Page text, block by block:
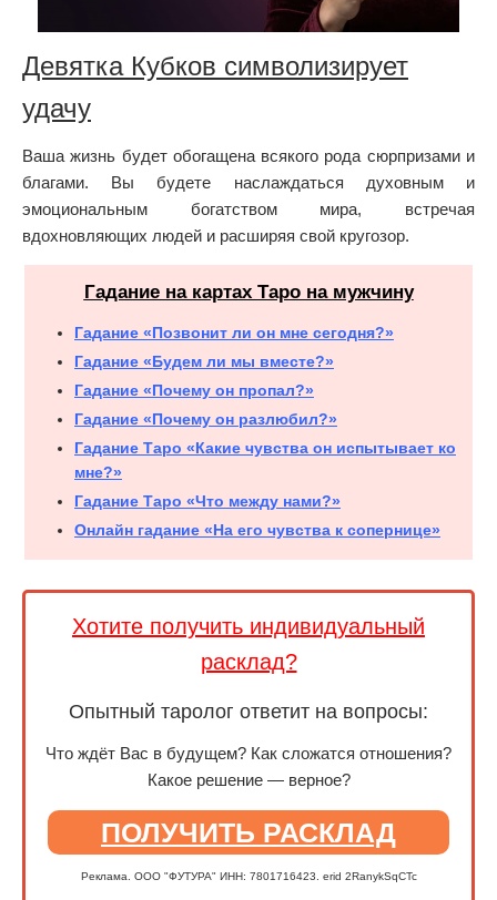
Девятка Кубков символизирует
удачу
Ваша жизнь будет обогащена всякого рода сюрпризами и
благами. Вы будете наслаждаться духовным и
эмоциональным богатством мира, встречая
вдохновляющих людей и расширяя свой кругозор.
Гадание на картах Таро на мужчину
Гадание «Позвонит ли он мне сегодня?»
Гадание «Будем ли мы вместе?»
Гадание «Почему он пропал?»
Гадание «Почему он разлюбил?»
Гадание Таро «Какие чувства он испытывает ко
мне?»
Гадание Таро «Что между нами?»
Онлайн гадание «На его чувства к сопернице»
Хотите получить индивидуальный
расклад?
Опытный таролог ответит на вопросы:
Что ждёт Вас в будущем? Как сложатся отношения?
Какое решение — верное?
ПОЛУЧИТЬ РАСКЛАД
Реклама. ООО "ФУТУРА" ИНН: 7801716423. erid 2RanykSqCTc